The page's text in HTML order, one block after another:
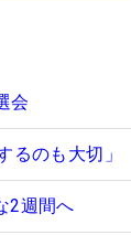
会
のも大切」
2週間へ